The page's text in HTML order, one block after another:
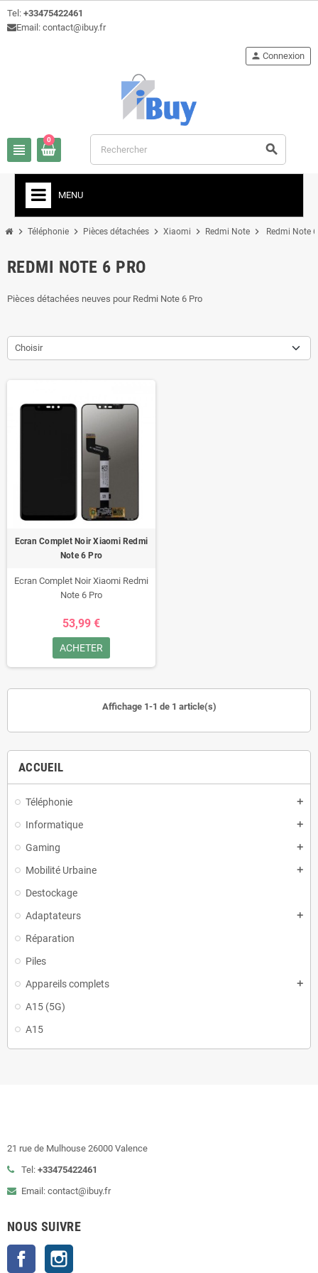
Tel: +33475422461
Email: contact@ibuy.fr
view_headline
person Connexion
0
search
MENU
chevron_right Téléphonie chevron_right Pièces détachées chevron_right Xiaomi chevron_right Redmi Note chevron_right Redmi Note
ACCUEIL
Téléphonie add
Informatique add
Gaming add
Mobilité Urbaine add
Destockage
Adaptateurs
add
Réparation
Piles
Appareils complets
add
A15 (5G)
A15
REDMI NOTE 6 PRO
Pièces détachées neuves pour Redmi Note 6 Pro
Choisir
Ecran Complet Noir Xiaomi Redmi
Note 6 Pro
Ecran Complet Noir Xiaomi Redmi
Note 6 Pro
53,99 €
ACHETER
Affichage 1-1 de 1 article(s)
21 rue de Mulhouse 26000 Valence
Tel: +33475422461
Email: contact@ibuy.fr
NOUS SUIVRE
Facebook